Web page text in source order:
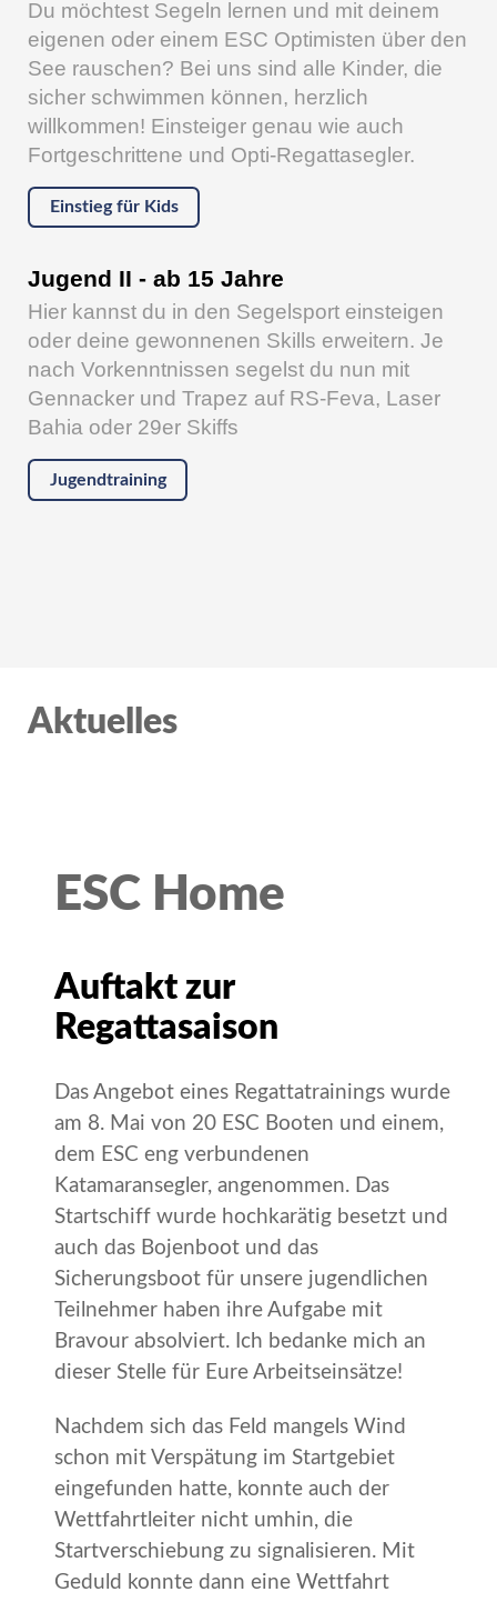
Du möchtest Segeln lernen und mit deinem
eigenen oder einem ESC Optimisten über den
See rauschen? Bei uns sind alle Kinder, die
sicher schwimmen können, herzlich
willkommen! Einsteiger genau wie auch
Fortgeschrittene und Opti-Regattasegler.
Einstieg für Kids
Jugend II - ab 15 Jahre
Hier kannst du in den Segelsport einsteigen
oder deine gewonnenen Skills erweitern. Je
nach Vorkenntnissen segelst du nun mit
Gennacker und Trapez auf RS-Feva, Laser
Bahia oder 29er Skiffs
Jugendtraining
Aktuelles
ESC Home
Auftakt zur
Regattasaison
Das Angebot eines Regattatrainings wurde
am 8. Mai von 20 ESC Booten und einem,
dem ESC eng verbundenen
Katamaransegler, angenommen. Das
Startschiff wurde hochkarätig besetzt und
auch das Bojenboot und das
Sicherungsboot für unsere jugendlichen
Teilnehmer haben ihre Aufgabe mit
Bravour absolviert. Ich bedanke mich an
dieser Stelle für Eure Arbeitseinsätze!
Nachdem sich das Feld mangels Wind
schon mit Verspätung im Startgebiet
eingefunden hatte, konnte auch der
Wettfahrtleiter nicht umhin, die
Startverschiebung zu signalisieren. Mit
Geduld konnte dann eine Wettfahrt